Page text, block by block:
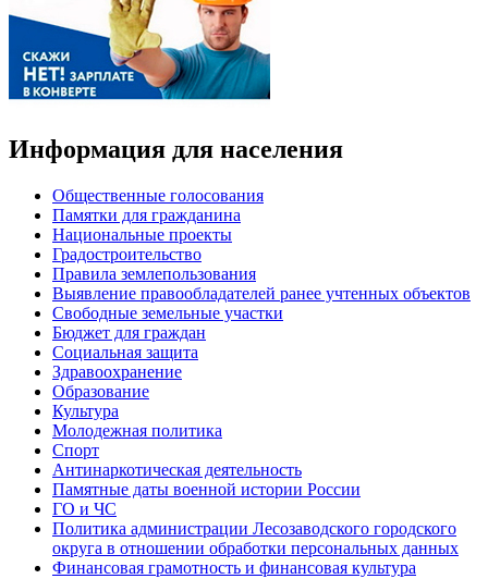
Информация для населения
Общественные голосования
Памятки для гражданина
Национальные проекты
Градостроительство
Правила землепользования
Выявление правообладателей ранее учтенных объектов
Свободные земельные участки
Бюджет для граждан
Социальная защита
Здравоохранение
Образование
Культура
Молодежная политика
Спорт
Антинаркотическая деятельность
Памятные даты военной истории России
ГО и ЧС
Политика администрации Лесозаводского городского
округа в отношении обработки персональных данных
Финансовая грамотность и финансовая культура